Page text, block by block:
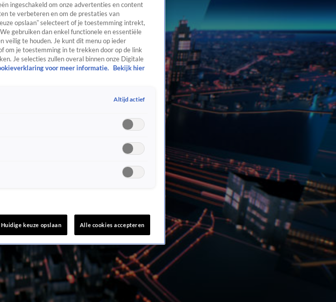
ingeschakeld om onze advertenties en content
te verbeteren en om de prestaties van
opslaan” selecteert of je toestemming intrekt,
gebruiken dan enkel functionele en essentiële
veilig te houden. Je kunt dit menu op ieder
om je toestemming in te trekken door op de link
Je selecties zullen overal binnen onze Digitale
voor meer informatie. Bekijk hier
Altijd actief
Huidige keuze opslaan Alle cookies accepteren